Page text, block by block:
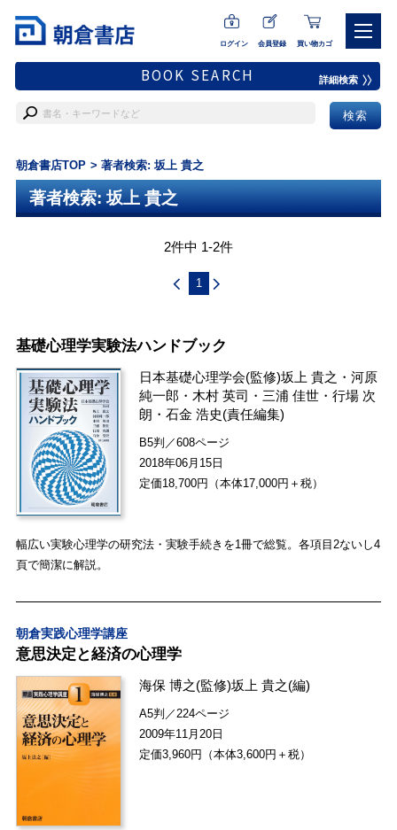
ログイン 会員登録 買い物カゴ
BOOK SEARCH 詳細検索
朝倉書店TOP 著者検索: 坂上 貴之
著者検索: 坂上 貴之
2件中 1-2件
1
基礎心理学実験法ハンドブック
日本基礎心理学会(監修)坂上 貴之 ・河原
純一郎 ・ 木村 英司 ・ 三浦 佳世 ・行場 次
朗 ・石金 浩史(責任編集)
B5判／608ページ
2018年06月15日
定価18,700円（本体17,000円＋税）
幅広い実験心理学の研究法・実験手続きを1冊で総覧。各項目2ないし4
頁で簡潔に解説。
朝倉実践心理学講座
意思決定と経済の心理学
海保 博之(監修)坂上 貴之(編)
A5判／224ページ
2009年11月20日
定価3,960円（本体3,600円＋税）